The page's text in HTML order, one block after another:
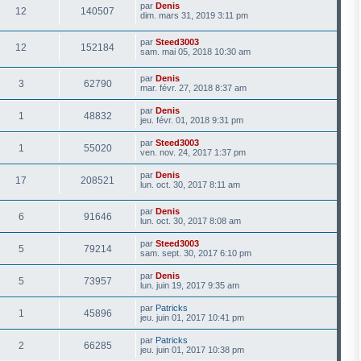
12 140507 par Denis
dim. mars 31, 2019 3:11 pm
12 152184 par Steed3003
sam. mai 05, 2018 10:30 am
3 62790 par Denis
mar. févr. 27, 2018 8:37 am
1 48832 par Denis
jeu. févr. 01, 2018 9:31 pm
1 55020 par Steed3003
ven. nov. 24, 2017 1:37 pm
17 208521 par Denis
lun. oct. 30, 2017 8:11 am
6 91646 par Denis
lun. oct. 30, 2017 8:08 am
5 79214 par Steed3003
sam. sept. 30, 2017 6:10 pm
5 73957 par Denis
lun. juin 19, 2017 9:35 am
1 45896 par Patricks
jeu. juin 01, 2017 10:41 pm
2 66285 par Patricks
jeu. juin 01, 2017 10:38 pm